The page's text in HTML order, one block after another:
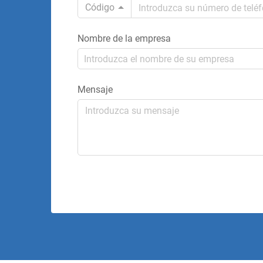
Código
Nombre de la empresa
Mensaje